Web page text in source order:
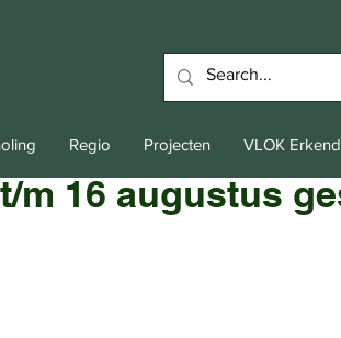
Regio Projecten VLOK Erkend